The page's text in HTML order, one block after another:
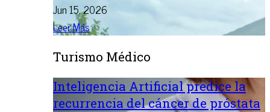
Jun 15, 2026
Leer Más
Turismo Médico
Inteligencia Artificial predice la
recurrencia del cáncer de próstata